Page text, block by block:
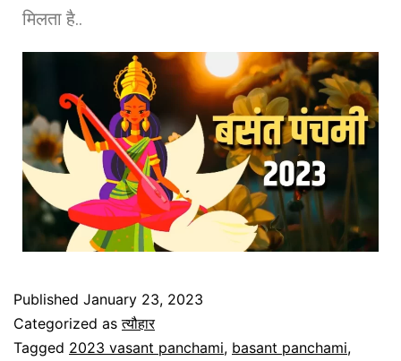
मिलता है..
Published January 23, 2023
Categorized asत्यौहार
Tagged 2023 vasant panchami, basant panchami,